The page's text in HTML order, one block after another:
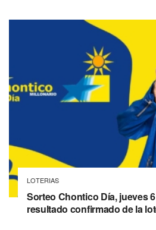
LOTERIAS
Sorteo Chontico Día, jueves
resultado confirmado de la